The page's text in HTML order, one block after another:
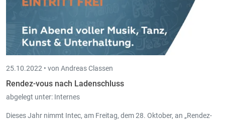
25.10.2022 • von Andreas Classen
Rendez-vous nach Ladenschluss
abgelegt unter: Internes
Dieses Jahr nimmt Intec, am Freitag, dem 28. Oktober, an „Rendez-